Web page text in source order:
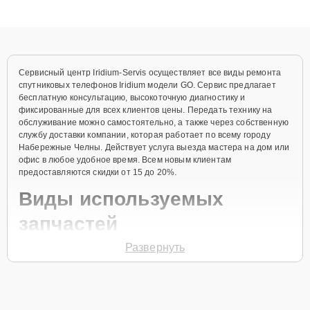
Сервисный центр Iridium-Servis осуществляет все виды ремонта
спутниковых телефонов Iridium модели GO. Сервис предлагает
бесплатную консультацию, высокоточную диагностику и
фиксированные для всех клиентов цены. Передать технику на
обслуживание можно самостоятельно, а также через собственную
службу доставки компании, которая работает по всему городу
Набережные Челны. Действует услуга выезда мастера на дом или
офис в любое удобное время. Всем новым клиентам
предоставляются скидки от 15 до 20%.
Виды используемых
запчастей
Для ремонта спутникового телефона модели GO предлагаются как
Развернуть